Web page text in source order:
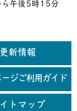
ら午後5時15分
更新情報
ジご利用ガイド
トマップ